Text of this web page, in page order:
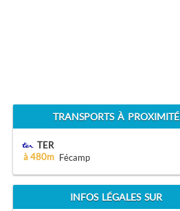
TRANSPORTS À PROXIMITÉ
TER
à 480m Fécamp
INFOS LÉGALES SUR